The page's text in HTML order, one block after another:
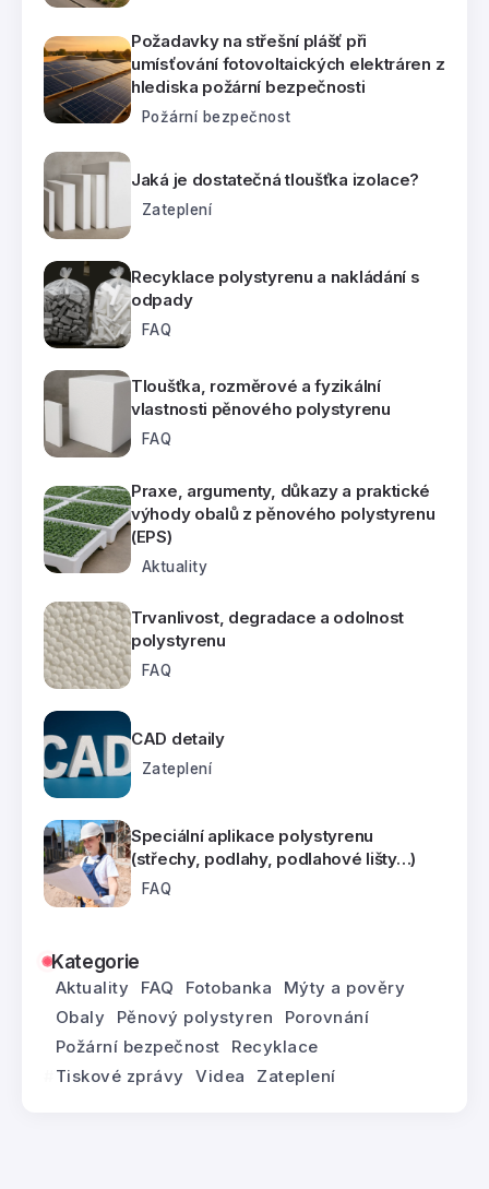
Požadavky na střešní plášť při
umísťování fotovoltaických elektráren z
hlediska požární bezpečnosti
Požární bezpečnost
Jaká je dostatečná tloušťka izolace?
Zateplení
Recyklace polystyrenu a nakládání s
odpady
FAQ
Tloušťka, rozměrové a fyzikální
vlastnosti pěnového polystyrenu
FAQ
Praxe, argumenty, důkazy a praktické
výhody obalů z pěnového polystyrenu
(EPS)
Aktuality
Trvanlivost, degradace a odolnost
polystyrenu
FAQ
CAD detaily
Zateplení
Speciální aplikace polystyrenu
(střechy, podlahy, podlahové lišty…)
FAQ
Kategorie
Aktuality FAQ Fotobanka
Mýty a pověry
Obaly
Pěnový polystyren
Porovnání
Požární bezpečnost
Recyklace
Tiskové zprávy
Videa Zateplení